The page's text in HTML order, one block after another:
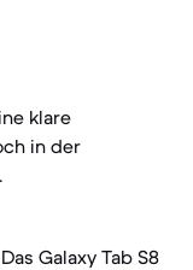
klare
in der
Galaxy Tab S8